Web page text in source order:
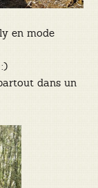
en mode
dans un